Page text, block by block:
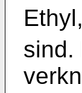
sind.